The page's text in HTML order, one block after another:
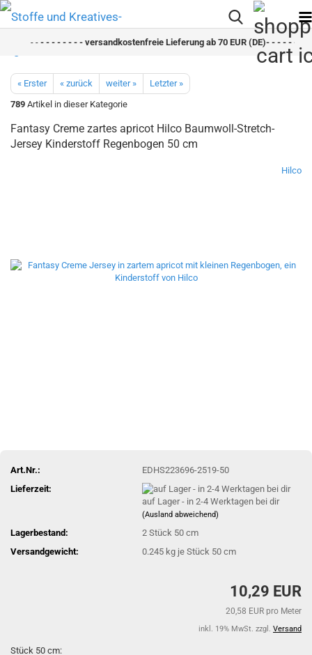
- - - - - - - - versandkostenfreie Lieferung ab 70 EUR (DE)- - - - - - - -
« Erster « zurück weiter »
Letzter »
789 Artikel in dieser Kategorie
Fantasy Creme zartes apricot Hilco Baumwoll-Stretch-
Jersey Kinderstoff Regenbogen 50 cm
Hilco
Art.Nr.:
EDHS223696-2519-50
Lieferzeit:
auf Lager - in 2-4 Werktagen bei dir
(Ausland abweichend)
Lagerbestand: 2Stück 50 cm
Versandgewicht:
0.245 kg je Stück 50 cm
10,29 EUR
20,58 EUR pro Meter
inkl. 19% MwSt. zzgl. Versand
Stück 50 cm: